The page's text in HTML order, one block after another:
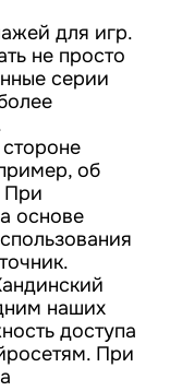
для игр.
не просто
серии
об
При
основе
наших
доступа
При